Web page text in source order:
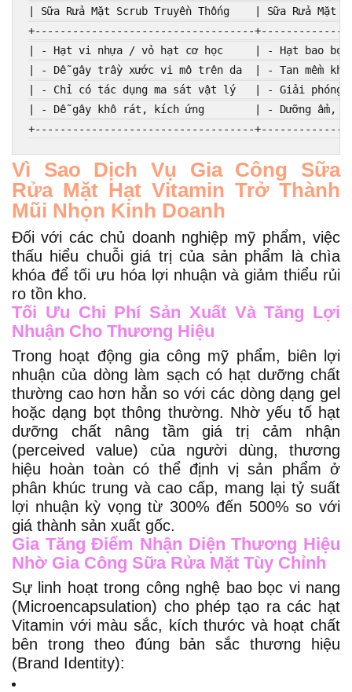
| Sữa Rửa Mặt Scrub Truyền Thống    | Sữa Rửa Mặt
+-----------------------------------
| - Hạt vi nhựa / vỏ hạt cơ học     | - Hạt bao
| - Dễ gây trầy xước vi mô trên da  | - Tan mềm khi
| - Chỉ có tác dụng ma sát vật lý   | - Giải phóng
| - Dễ gây khô rát, kích ứng        | - Dưỡng ẩm,
Vì Sao Dịch Vụ Gia Công Sữa
Rửa Mặt Hạt Vitamin Trở Thành
Mũi Nhọn Kinh Doanh
Đối với các chủ doanh nghiệp mỹ phẩm, việc
thấu hiểu chuỗi giá trị của sản phẩm là chìa
khóa để tối ưu hóa lợi nhuận và giảm thiểu rủi
ro tồn kho.
Tối Ưu Chi Phí Sản Xuất Và Tăng Lợi
Nhuận Cho Thương Hiệu
Trong hoạt động gia công mỹ phẩm, biên lợi
nhuận của dòng làm sạch có hạt dưỡng chất
thường cao hơn hẳn so với các dòng dạng gel
hoặc dạng bọt thông thường. Nhờ yếu tố hạt
dưỡng chất nâng tầm giá trị cảm nhận
(perceived value) của người dùng, thương
hiệu hoàn toàn có thể định vị sản phẩm ở
phân khúc trung và cao cấp, mang lại tỷ suất
lợi nhuận kỳ vọng từ 300% đến 500% so với
giá thành sản xuất gốc.
Gia Tăng Điểm Nhận Diện Thương Hiệu
Nhờ Gia Công Sữa Rửa Mặt Tùy Chỉnh
Sự linh hoạt trong công nghệ bao bọc vi nang
(Microencapsulation) cho phép tạo ra các hạt
Vitamin với màu sắc, kích thước và hoạt chất
bên trong theo đúng bản sắc thương hiệu
(Brand Identity):